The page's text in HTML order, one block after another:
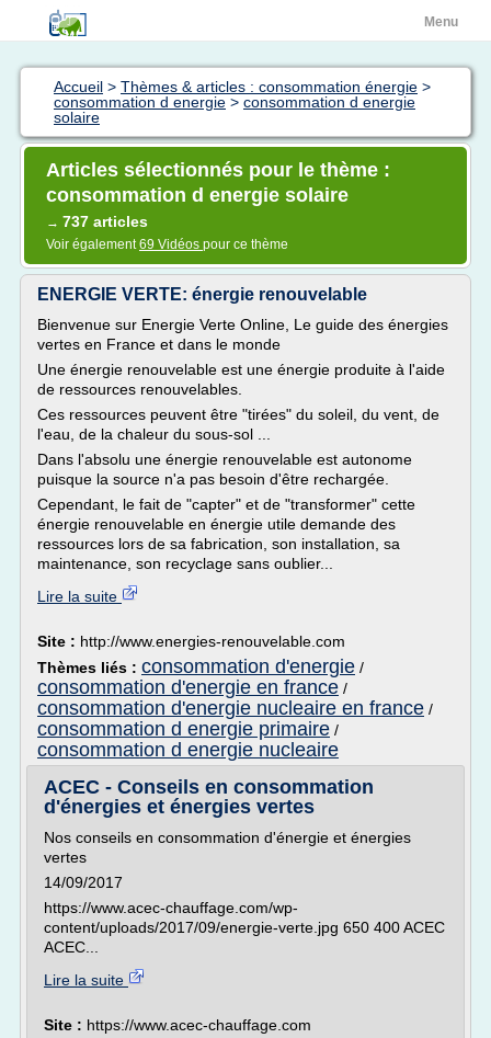
Menu
Accueil > Thèmes & articles : consommation énergie >
consommation d energie > consommation d energie
solaire
Articles sélectionnés pour le thème :
consommation d energie solaire
→ 737 articles
Voir également69 Vidéos pour ce thème
ENERGIE VERTE: énergie renouvelable
Bienvenue sur Energie Verte Online, Le guide des énergies
vertes en France et dans le monde
Une énergie renouvelable est une énergie produite à l'aide
de ressources renouvelables.
Ces ressources peuvent être "tirées" du soleil, du vent, de
l'eau, de la chaleur du sous-sol ...
Dans l'absolu une énergie renouvelable est autonome
puisque la source n'a pas besoin d'être rechargée.
Cependant, le fait de "capter" et de "transformer" cette
énergie renouvelable en énergie utile demande des
ressources lors de sa fabrication, son installation, sa
maintenance, son recyclage sans oublier...
Lire la suite
Site : http://www.energies-renouvelable.com
Thèmes liés : consommation d'energie /
consommation d'energie en france /
consommation d'energie nucleaire en france /
consommation d energie primaire /
consommation d energie nucleaire
ACEC - Conseils en consommation
d'énergies et énergies vertes
Nos conseils en consommation d'énergie et énergies
vertes
14/09/2017
https://www.acec-chauffage.com/wp-
content/uploads/2017/09/energie-verte.jpg 650 400 ACEC
ACEC...
Lire la suite
Site : https://www.acec-chauffage.com